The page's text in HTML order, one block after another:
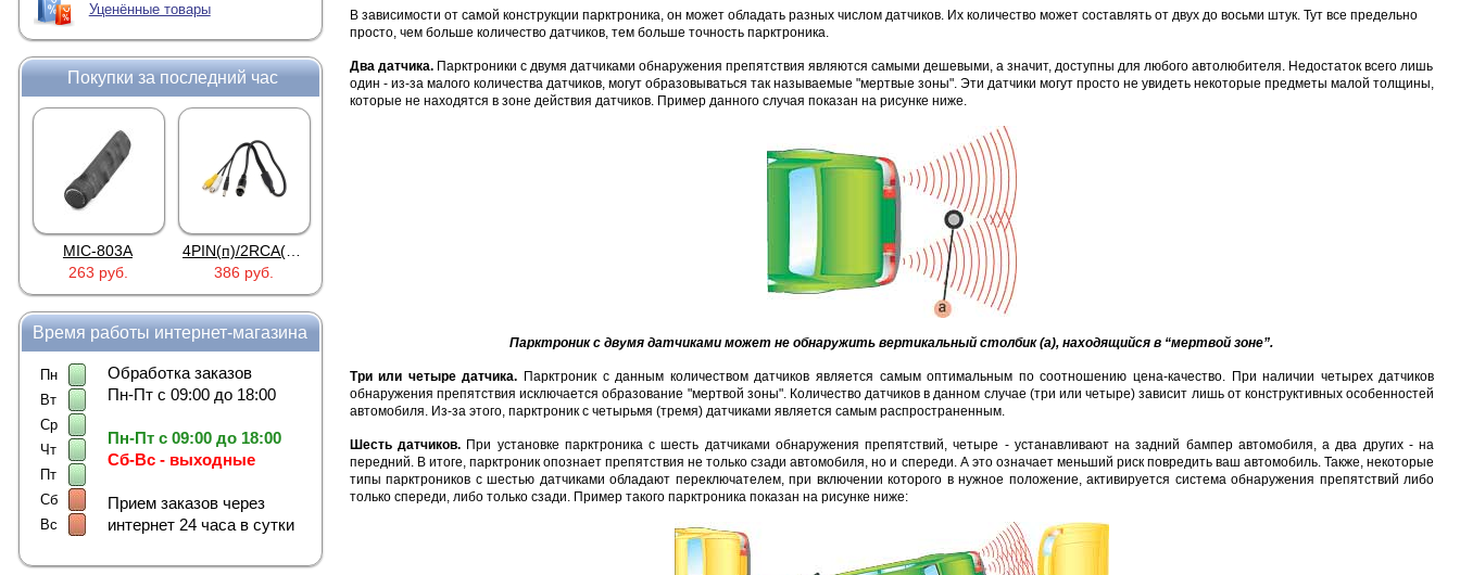
Уценённые товары
Покупки за последний час
MIC-803A
263 руб.
4PIN(п)/2RCA(м)+DJK-11(п)
386 руб.
Proline HA-CB01
4 452 руб.
Proline PR-LED0503F2AA RED
250 руб.
Время работы интернет-магазина
Пн
Вт
Ср
Чт
Пт
Сб
Вс
Обработка заказов
Пн-Пт с 09:00 до 18:00
Пн-Пт с 09:00 до 18:00
Сб-Вс - выходные
Прием заказов через
интернет 24 часа в сутки
В зависимости от самой конструкции парктроника, он может обладать разных числом датчиков. Их количество может составлять от двух до восьми штук. Тут все предельно
просто, чем больше количество датчиков, тем больше точность парктроника.
Два датчика.Парктроники с двумя датчиками обнаружения препятствия являются самыми дешевыми, а значит, доступны для любого автолюбителя. Недостаток всего лишь
один - из-за малого количества датчиков, могут образовываться так называемые "мертвые зоны". Эти датчики могут просто не увидеть некоторые предметы малой толщины,
которые не находятся в зоне действия датчиков. Пример данного случая показан на рисунке ниже.
Парктроник с двумя датчиками может не обнаружить вертикальный столбик (а), находящийся в “мертвой зоне”.
Три или четыре датчика. Парктроник с данным количеством датчиков является самым оптимальным по соотношению цена-качество. При наличии четырех датчиков
обнаружения препятствия исключается образование "мертвой зоны". Количество датчиков в данном случае (три или четыре) зависит лишь от конструктивных особенностей
автомобиля. Из-за этого, парктроник с четырьмя (тремя) датчиками является самым распространенным.
Шесть датчиков.При установке парктроника с шесть датчиками обнаружения препятствий, четыре - устанавливают на задний бампер автомобиля, а два других - на
передний. В итоге, парктроник опознает препятствия не только сзади автомобиля, но и спереди. А это означает меньший риск повредить ваш автомобиль. Также, некоторые
типы парктроников с шестью датчиками обладают переключателем, при включении которого в нужное положение, активируется система обнаружения препятствий либо
только спереди, либо только сзади. Пример такого парктроника показан на рисунке ниже: